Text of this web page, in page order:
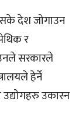
देश जोगाउन
र
सरकारले
हेर्ने
उकास्न